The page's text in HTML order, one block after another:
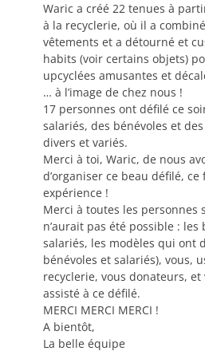
Waric a créé 22 tenues à
à la recyclerie, où il a
vêtements et a détourné et
habits (voir certains objets)
upcyclées amusantes et
… à l’image de chez nous !
17 personnes ont défilé ce
salariés, des bénévoles et des
divers et variés.
Merci à toi, Waric, de nous
d’organiser ce beau défilé,
expérience !
Merci à toutes les personnes
n’aurait pas été possible : les
salariés, les modèles qui ont
bénévoles et salariés), vous,
recyclerie, vous donateurs, et
assisté à ce défilé.
MERCI MERCI MERCI !
A bientôt,
La belle équipe